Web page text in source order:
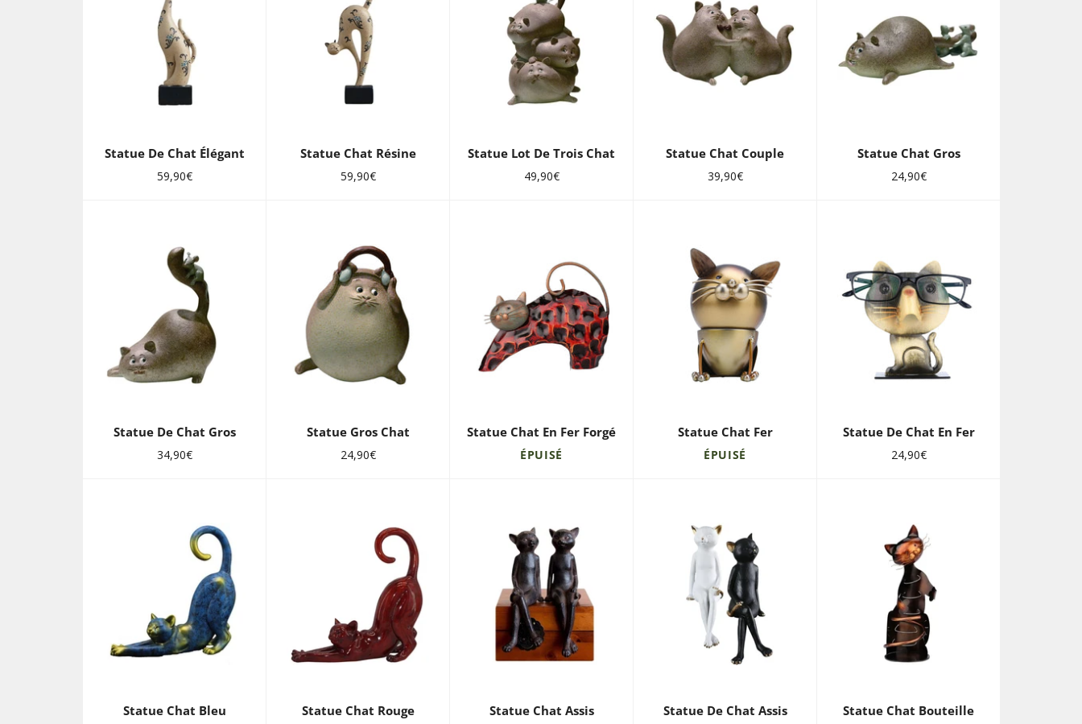
Statue De Chat Élégant
Prix
59,90€
Statue Chat Résine
Prix
59,90€
Statue Lot De Trois Chat
Prix
49,90€
Statue Chat Couple
Prix
39,90€
Statue Chat Gros
Prix
24,90€
Statue De Chat Gros
Prix
34,90€
Statue Gros Chat
Prix
24,90€
Statue Chat En Fer Forgé
ÉPUISÉ
Statue Chat Fer
ÉPUISÉ
Statue De Chat En Fer
Prix
24,90€
Statue Chat Bleu Statue Chat Rouge Statue Chat Assis Statue De Chat Assis Statue Chat Bouteille